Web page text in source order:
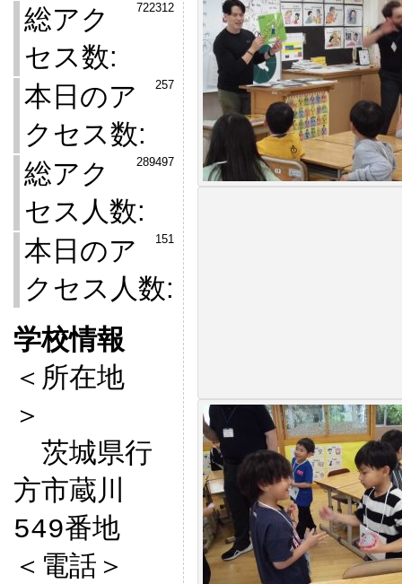
722312
総アク
セス数:
257
本日のア
クセス数:
289497
総アク
セス人数:
151
本日のア
クセス人数:
学校情報
＜所在地
＞
茨城県行
方市蔵川
549番地
＜電話＞